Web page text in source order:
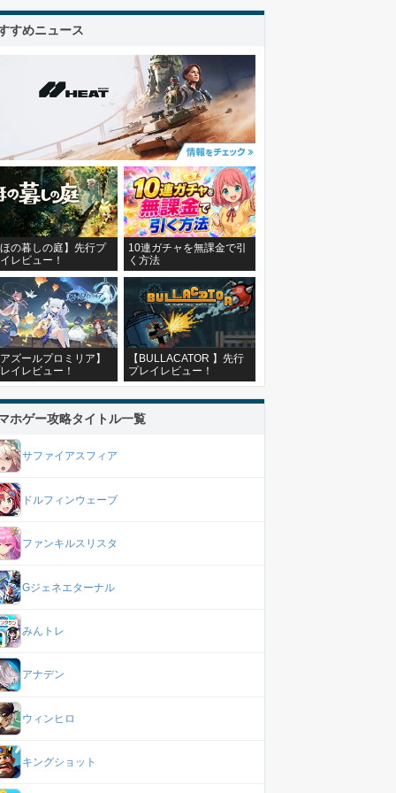
すめニュース
の暮しの庭】先行プ
レビュー！
10連ガチャを無課金で引
く方法
ズールプロミリア】
イレビュー！
【BULLACATOR 】先行
プレイレビュー！
ホゲー攻略タイトル一覧
サファイアスフィア
ドルフィンウェーブ
ファンキルスリスタ
Gジェネエターナル
みんトレ
アナデン
ウィンヒロ
キングショット